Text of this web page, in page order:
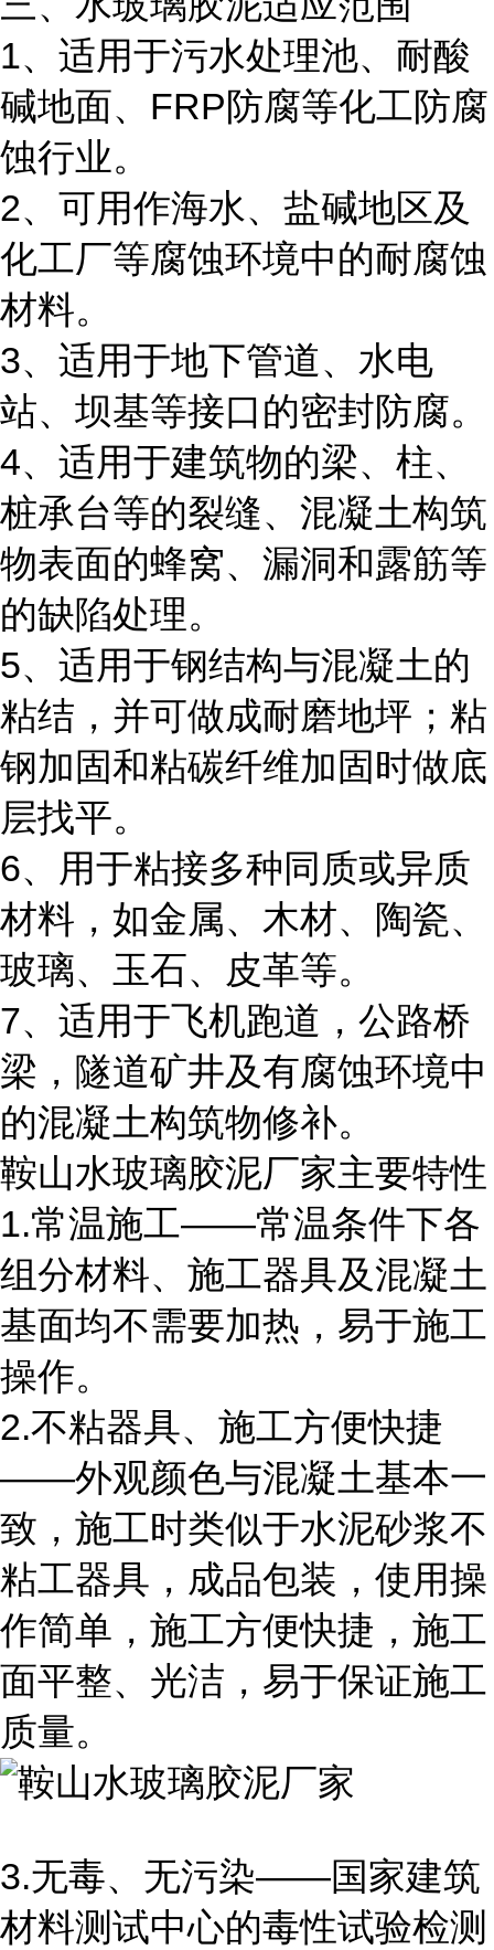
1、适用于污水处理池、耐酸
碱地面、FRP防腐等化工防腐
蚀行业。
2、可用作海水、盐碱地区及
化工厂等腐蚀环境中的耐腐蚀
材料。
3、适用于地下管道、水电
站、坝基等接口的密封防腐。
4、适用于建筑物的梁、柱、
桩承台等的裂缝、混凝土构筑
物表面的蜂窝、漏洞和露筋等
的缺陷处理。
5、适用于钢结构与混凝土的
粘结，并可做成耐磨地坪；粘
钢加固和粘碳纤维加固时做底
层找平。
6、用于粘接多种同质或异质
材料，如金属、木材、陶瓷、
玻璃、玉石、皮革等。
7、适用于飞机跑道，公路桥
梁，隧道矿井及有腐蚀环境中
的混凝土构筑物修补。
鞍山水玻璃胶泥厂家主要特性
1.常温施工――常温条件下各
组分材料、施工器具及混凝土
基面均不需要加热，易于施工
操作。
2.不粘器具、施工方便快捷
――外观颜色与混凝土基本一
致，施工时类似于水泥砂浆不
粘工器具，成品包装，使用操
作简单，施工方便快捷，施工
面平整、光洁，易于保证施工
质量。
3.无毒、无污染――国家建筑
材料测试中心的毒性试验检测